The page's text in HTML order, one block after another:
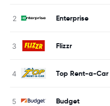
Enterprise
Flizzr
Top Rent-a-Car
Budget